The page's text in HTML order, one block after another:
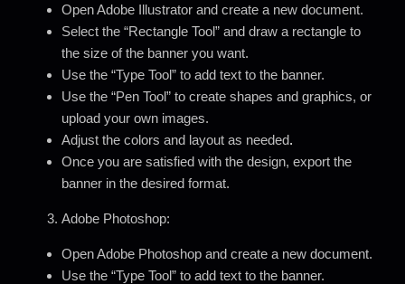
Open Adobe Illustrator and create a new document.
Select the “Rectangle Tool” and draw a rectangle to
the size of the banner you want.
Use the “Type Tool” to add text to the banner.
Use the “Pen Tool” to create shapes and graphics, or
upload your own images.
Adjust the colors and layout as needed.
Once you are satisfied with the design, export the
banner in the desired format.
Adobe Photoshop:
Open Adobe Photoshop and create a new document.
Use the “Type Tool” to add text to the banner.